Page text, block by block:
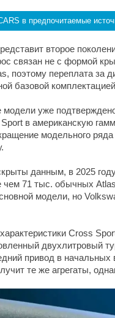
в предпочитаемые
второе
связан не с формой
поэтому переплата за
базовой
модели уже
в американскую
модельного
данным, в 2025
чем 71 тыс. обычных
модели, но
Cross
двухлитровый
привод в
те же агрегаты,